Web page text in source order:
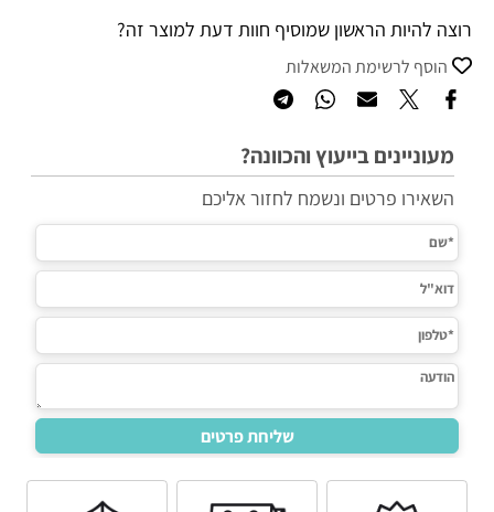
רוצה להיות הראשון שמוסיף חוות דעת למוצר זה?
הוסף לרשימת המשאלות
מעוניינים בייעוץ והכוונה?
השאירו פרטים ונשמח לחזור אליכם